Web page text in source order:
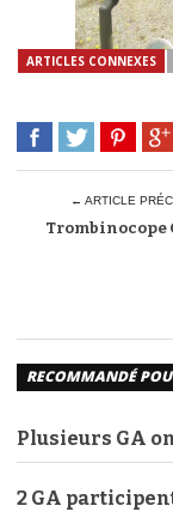
ARTICLES CONNEXES
← ARTICLE
Trombinocope
RECOMMANDÉ
Plusieurs GA
2 GA